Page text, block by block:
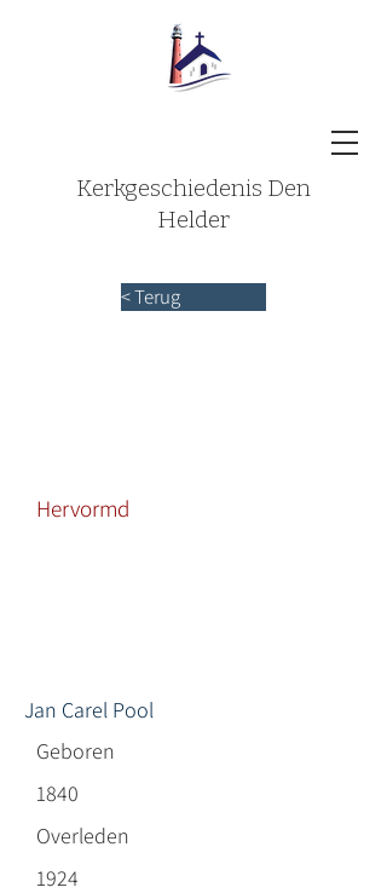
Kerkgeschiedenis Den
Helder
< Terug
Hervormd
Jan Carel Pool
Geboren
1840
Overleden
1924